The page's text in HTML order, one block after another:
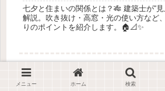
七夕と住まいの関係とは？🎋 建築士が“
解説。吹き抜け・高窓・光の使い方など
りのポイントを紹介します。🏠📐✨
スポンサーリンク
メニュー ホーム 検索